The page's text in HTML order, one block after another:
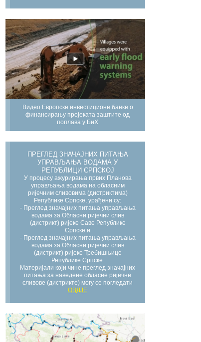
Видео Европске инвестиционе банке о
финансирању пројеката заштите од
поплава у БиХ
ПРЕГЛЕД ЗНАЧАЈНИХ ПИТАЊА
УПРАВЉАЊА ВОДАМА У
РЕПУБЛИЦИ СРПСКОЈ
У процесу ажурирања првих Планова
управљања водама на обласним
ријечним сливовима (дистриктима)
Републике Српске, урађени су:
- Преглед значајних питања управљања
водама за Обласни ријечни слив
(дистрикт) ријеке Саве Републике
Српске и
- Преглед значајних питања управљања
водама за Обласни ријечни слив
(дистрикт) ријеке Требишњице
Републике Српске.
Материјали који чине преглед значајних
питања за наведене обласне ријечне
сливове (дистрикте) могу се погледати
ОВДЈЕ